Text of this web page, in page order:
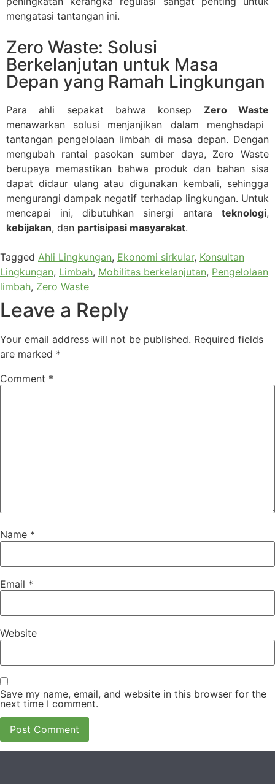
mengatasi tantangan ini.
Zero Waste: Solusi
Berkelanjutan untuk Masa
Depan yang Ramah Lingkungan
Para ahli sepakat bahwa konsep Zero Waste
menawarkan solusi menjanjikan dalam menghadapi
tantangan pengelolaan limbah di masa depan. Dengan
mengubah rantai pasokan sumber daya, Zero Waste
berupaya memastikan bahwa produk dan bahan sisa
dapat didaur ulang atau digunakan kembali, sehingga
mengurangi dampak negatif terhadap lingkungan. Untuk
mencapai ini, dibutuhkan sinergi antara teknologi,
kebijakan, dan partisipasi masyarakat.
Tagged Ahli Lingkungan, Ekonomi sirkular, Konsultan
Lingkungan, Limbah, Mobilitas berkelanjutan, Pengelolaan
limbah, Zero Waste
Leave a Reply
Your email address will not be published. Required fields
are marked *
Comment *
Name *
Email *
Website
Save my name, email, and website in this browser for the
next time I comment.